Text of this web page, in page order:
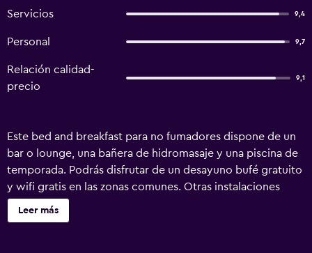
Servicios 9,4
Personal 9,7
Relación calidad-
precio
9,1
Este bed and breakfast para no fumadores dispone de un
bar o lounge, una bañera de hidromasaje y una piscina de
temporada. Podrás disfrutar de un desayuno bufé gratuito
y wifi gratis en las zonas comunes. Otras instalaciones
incluyen servicios de conserjería, lavandería y asistencia
turística y para la compra de entradas. Villa il Frantoio and
Leer más